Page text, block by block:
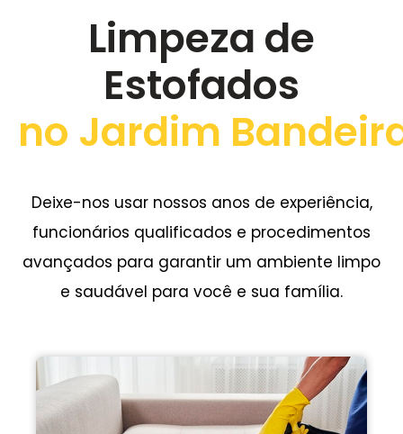
Limpeza de
Estofados
no Jardim
Deixe-nos usar nossos anos de experiência,
funcionários qualificados e procedimentos
avançados para garantir um ambiente limpo
e saudável para você e sua família.